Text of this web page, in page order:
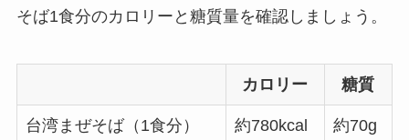
そば1食分のカロリーと糖質量を確認しましょう。
カロリー 糖質
台湾まぜそば（1食分） 約780kcal 約70g